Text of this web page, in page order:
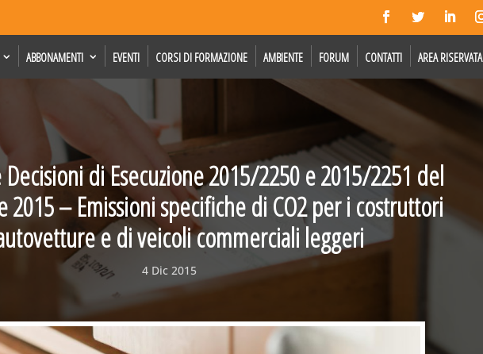
ABBONAMENTI EVENTI CORSI DI FORMAZIONE AMBIENTE FORUM CONTATTI AREA RISERVATA
Decisioni di Esecuzione 2015/2250 e 2015/2251 del
2015 – Emissioni specifiche di CO2 per i costruttori
e di veicoli commerciali leggeri
4 Dic 2015